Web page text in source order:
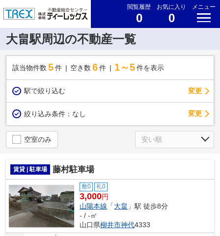
閲覧履歴
0
お気に入り
0
メニュー
大畠駅周辺の不動産一覧
該当物件数 5件 空き数 6 件 1～5 件を表示
駅で絞り込む 変更
絞り込み条件： なし 変更
空室のみ
賃貸 | 駐車場 藤村駐車場
敷0 礼0
3,000円
山陽本線 「大畠 」駅 徒歩8分
- / -㎡
山口県柳井市神代4333